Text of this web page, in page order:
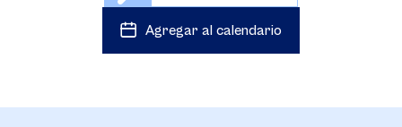
Agregar al calendario